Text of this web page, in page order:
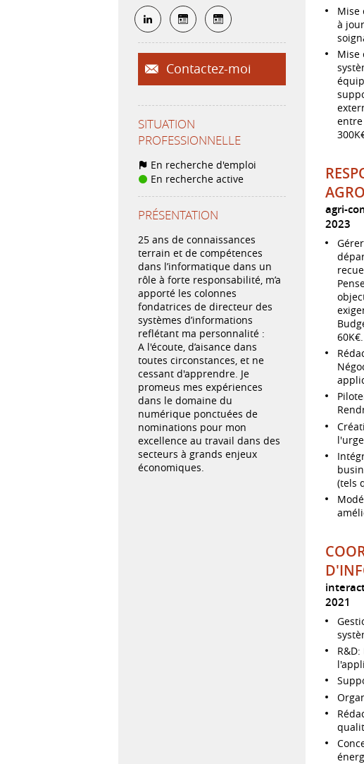
Contactez-moi
SITUATION
PROFESSIONNELLE
En recherche d'emploi
En recherche active
PRÉSENTATION
25 ans de connaissances
terrain et de compétences
dans l’informatique dans un
rôle à forte responsabilité, m’a
apporté les colonnes
fondatrices de directeur des
systèmes d’informations
reflétant ma personnalité :
A l'écoute, d’aisance dans
toutes circonstances, et ne
cessant d'apprendre. Je
promeus mes expériences
dans le domaine du
numérique ponctuées de
nominations pour mon
excellence au travail dans des
secteurs à grands enjeux
économiques.
Mise
à
Mise
agri-
2023
60K€.
(tels
2021